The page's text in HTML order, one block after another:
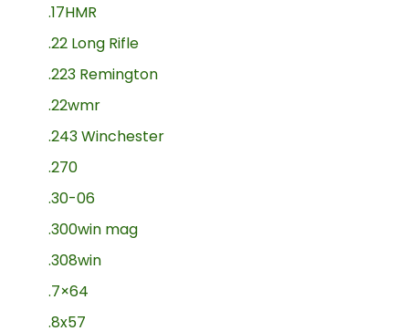
.17HMR
.22 Long Rifle
.223 Remington
.22wmr
.243 Winchester
.270
.30-06
.300win mag
.308win
.7×64
.8x57